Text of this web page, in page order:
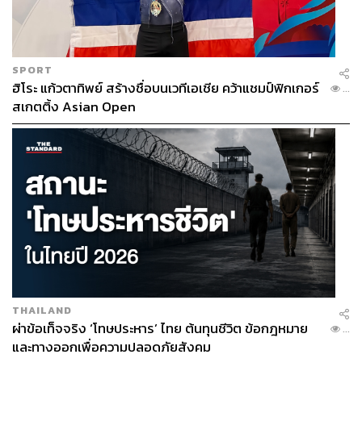
SPORT
ฮิโระ แก้วตาทิพย์ สร้างชื่อบนเวทีเอเชีย คว้าแชมป์ฟิกเกอร์
สเกตติ้ง Asian Open
...
THAILAND
ผ่าข้อเท็จจริง ‘โทษประหาร’ ไทย ต้นทุนชีวิต ข้อกฎหมาย
และทางออกเพื่อความปลอดภัยสังคม
...